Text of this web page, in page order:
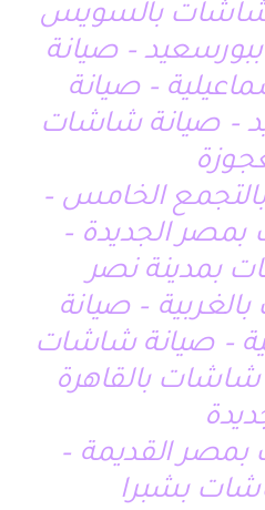
شاشات بالسويس
– صيانة
– صيانة
– صيانة شاشات
الخامس –
الجديدة –
بمدينة نصر
– صيانة
– صيانة شاشات
شاشات بالقاهرة
القديمة –
بشبرا